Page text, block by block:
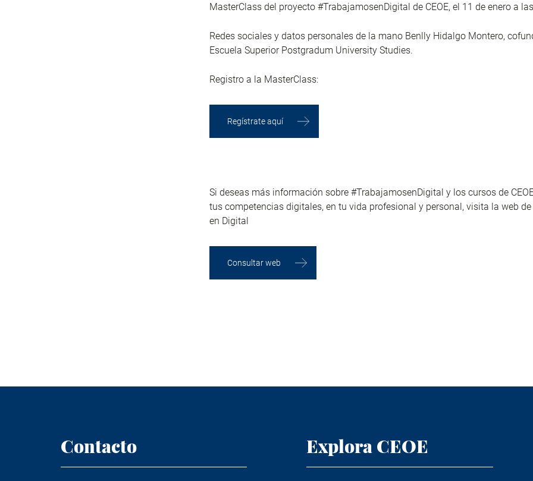
MasterClass del proyecto #TrabajamosenDigital de CEOE, el 11 de enero a
Redes sociales y datos personales de la mano Benlly Hidalgo Montero,
Escuela Superior Postgradum University Studies.
Registro a la MasterClass:
Regístrate aquí
Si deseas más información sobre #TrabajamosenDigital y los cursos de
tus competencias digitales, en tu vida profesional y personal, visita la web
en Digital
Consultar web
Contacto Explora CEOE